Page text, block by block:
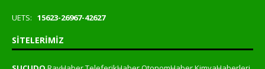
UETS: 15623-26967-42627
SITELERIMIZ